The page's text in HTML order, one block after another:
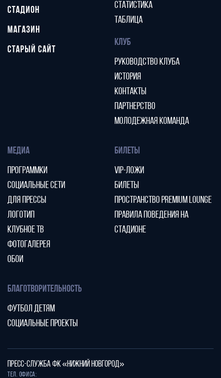
СТАДИОН
МАГАЗИН
СТАРЫЙ САЙТ
СТАТИСТИКА
ТАБЛИЦА
КЛУБ
РУКОВОДСТВО КЛУБА
ИСТОРИЯ
КОНТАКТЫ
ПАРТНЕРСТВО
МОЛОДЕЖНАЯ КОМАНДА
МЕДИА
ПРОГРАММКИ
СОЦИАЛЬНЫЕ СЕТИ
ДЛЯ ПРЕССЫ
ЛОГОТИП
КЛУБНОЕ ТВ
ФОТОГАЛЕРЕЯ
ОБОИ
БИЛЕТЫ
VIP-ЛОЖИ
БИЛЕТЫ
ПРОСТРАНСТВО PREMIUM LOUNGE
ПРАВИЛА ПОВЕДЕНИЯ НА
СТАДИОНЕ
БЛАГОТВОРИТЕЛЬНОСТЬ
ФУТБОЛ ДЕТЯМ
СОЦИАЛЬНЫЕ ПРОЕКТЫ
ПРЕСС-СЛУЖБА ФК «НИЖНИЙ НОВГОРОД»
Тел. офиса: